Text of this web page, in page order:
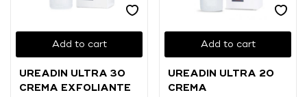
Add to cart
UREADIN ULTRA 30
CREMA EXFOLIANTE
Add to cart
UREADIN ULTRA 20
CREMA